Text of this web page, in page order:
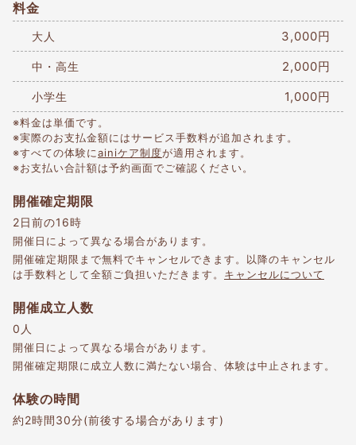
料金
大人 3,000円
中・高生 2,000円
小学生 1,000円
※料金は単価です。
※実際のお支払金額にはサービス手数料が追加されます。
※すべての体験にainiケア制度が適用されます。
※お支払い合計額は予約画面でご確認ください。
開催確定期限
2日前の16時
開催日によって異なる場合があります。
開催確定期限まで無料でキャンセルできます。以降のキャンセル
は手数料として全額ご負担いただきます。 キャンセルについて
開催成立人数
0人
開催日によって異なる場合があります。
開催確定期限に成立人数に満たない場合、体験は中止されます。
体験の時間
約2時間30分(前後する場合があります)